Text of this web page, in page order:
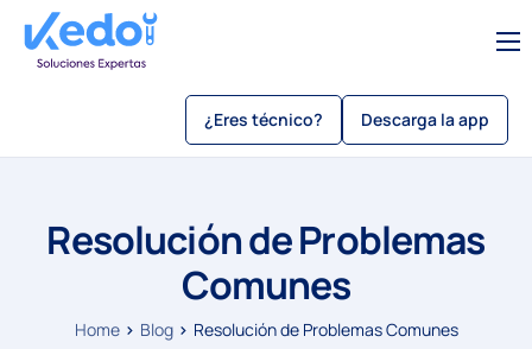
Como usar kedo app
Beneficios
¿Eres técnico? Descarga la app
Resolución de Problemas
Comunes
Home Blog Resolución de Problemas Comunes